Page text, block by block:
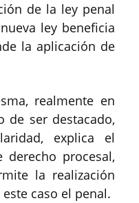
de la ley penal
ley beneficia
la aplicación de
realmente en
de ser destacado,
explica el
derecho procesal,
la realización
caso el penal.